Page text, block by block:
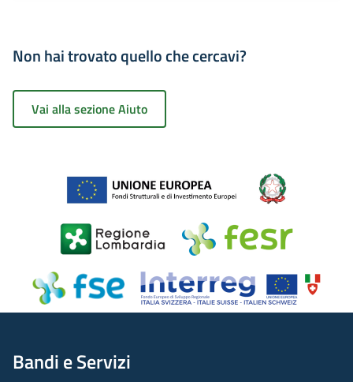
Non hai trovato quello che cercavi?
Vai alla sezione Aiuto
Bandi e Servizi